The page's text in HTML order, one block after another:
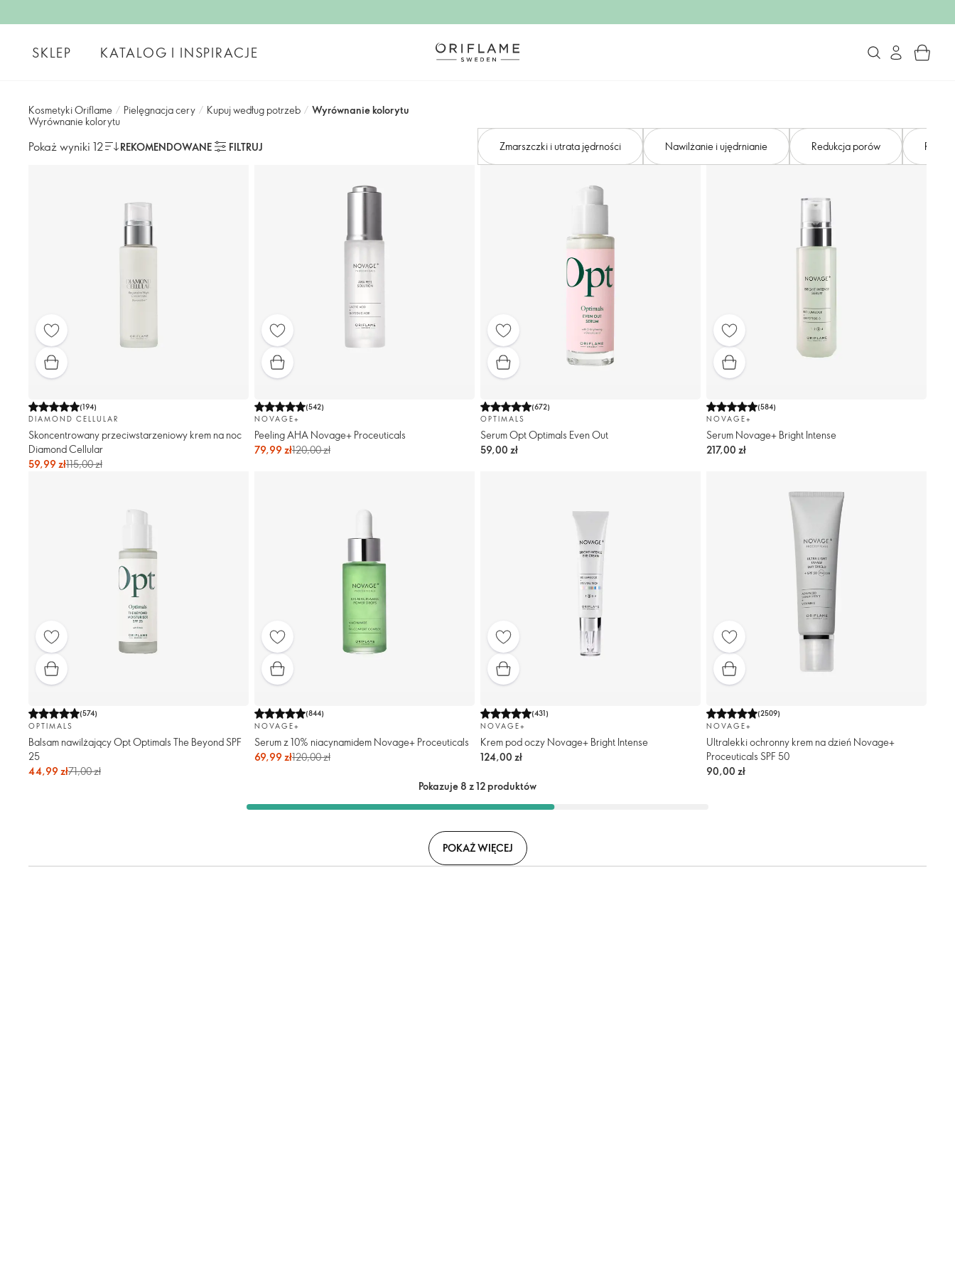
SKLEP KATALOG I INSPIRACJE
Kosmetyki Oriflame / Pielęgnacja cery / Kupuj według potrzeb / Wyrównanie kolorytu
Wyrównanie kolorytu
Pokaż wyniki 12 REKOMENDOWANE FILTRUJ Zmarszczki i utrata jędrności Nawilżanie i ujędrnianie Redukcja porów
(194)
DIAMOND CELLULAR
Skoncentrowany przeciwstarzeniowy krem na noc
Diamond Cellular
59,99 zł115,00 zł
(542)
NOVAGE+
Peeling AHA Novage+ Proceuticals
79,99 zł120,00 zł
(672)
OPTIMALS
Serum Opt Optimals Even Out
59,00 zł
(584)
NOVAGE+
Serum Novage+ Bright Intense
217,00 zł
(574)
OPTIMALS
Balsam nawilżający Opt Optimals The Beyond SPF
25
44,99 zł71,00 zł
(844)
NOVAGE+
Serum z 10% niacynamidem Novage+ Proceuticals
69,99 zł120,00 zł
(431)
NOVAGE+
Krem pod oczy Novage+ Bright Intense
124,00 zł
(2509)
NOVAGE+
Ultralekki ochronny krem na dzień Novage+
Proceuticals SPF 50
90,00 zł
Pokazuje 8 z 12 produktów
POKAŻ WIĘCEJ